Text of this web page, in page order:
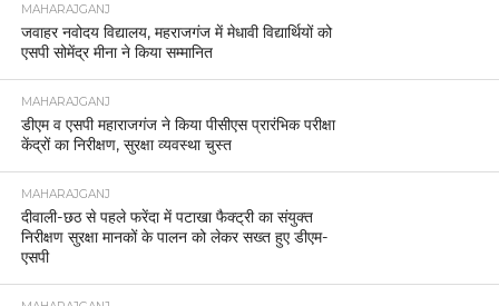
MAHARAJGANJ
जवाहर नवोदय विद्यालय, महराजगंज में मेधावी विद्यार्थियों को
एसपी सोमेंद्र मीना ने किया सम्मानित
MAHARAJGANJ
डीएम व एसपी महाराजगंज ने किया पीसीएस प्रारंभिक परीक्षा
केंद्रों का निरीक्षण, सुरक्षा व्यवस्था चुस्त
MAHARAJGANJ
दीवाली-छठ से पहले फरेंदा में पटाखा फैक्ट्री का संयुक्त
निरीक्षण सुरक्षा मानकों के पालन को लेकर सख्त हुए डीएम-
एसपी